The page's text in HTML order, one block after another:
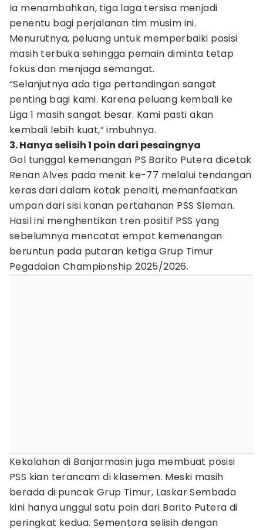
Ia menambahkan, tiga laga tersisa menjadi
penentu bagi perjalanan tim musim ini.
Menurutnya, peluang untuk memperbaiki posisi
masih terbuka sehingga pemain diminta tetap
fokus dan menjaga semangat.
“Selanjutnya ada tiga pertandingan sangat
penting bagi kami. Karena peluang kembali ke
Liga 1 masih sangat besar. Kami pasti akan
kembali lebih kuat,” imbuhnya.
3. Hanya selisih 1 poin dari pesaingnya
Gol tunggal kemenangan PS Barito Putera dicetak
Renan Alves pada menit ke-77 melalui tendangan
keras dari dalam kotak penalti, memanfaatkan
umpan dari sisi kanan pertahanan PSS Sleman.
Hasil ini menghentikan tren positif PSS yang
sebelumnya mencatat empat kemenangan
beruntun pada putaran ketiga Grup Timur
Pegadaian Championship 2025/2026.
Kekalahan di Banjarmasin juga membuat posisi
PSS kian terancam di klasemen. Meski masih
berada di puncak Grup Timur, Laskar Sembada
kini hanya unggul satu poin dari Barito Putera di
peringkat kedua. Sementara selisih dengan